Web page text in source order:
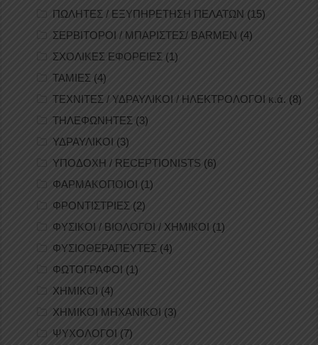
ΠΩΛΗΤΕΣ / ΕΞΥΠΗΡΕΤΗΣΗ ΠΕΛΑΤΩΝ (15)
ΣΕΡΒΙΤΟΡΟΙ / ΜΠΑΡΙΣΤΕΣ/ BARMEN (4)
ΣΧΟΛΙΚΕΣ ΕΦΟΡΕΙΕΣ (1)
ΤΑΜΙΕΣ (4)
ΤΕΧΝΙΤΕΣ / ΥΔΡΑΥΛΙΚΟΙ / ΗΛΕΚΤΡΟΛΟΓΟΙ κ.ά. (8)
ΤΗΛΕΦΩΝΗΤΕΣ (3)
ΥΔΡΑΥΛΙΚΟΙ (3)
ΥΠΟΔΟΧΗ / RECEPTIONISTS (6)
ΦΑΡΜΑΚΟΠΟΙΟΙ (1)
ΦΡΟΝΤΙΣΤΡΙΕΣ (2)
ΦΥΣΙΚΟΙ / ΒΙΟΛΟΓΟΙ / ΧΗΜΙΚΟΙ (1)
ΦΥΣΙΟΘΕΡΑΠΕΥΤΕΣ (4)
ΦΩΤΟΓΡΑΦΟΙ (1)
ΧΗΜΙΚΟΙ (4)
ΧΗΜΙΚΟΙ ΜΗΧΑΝΙΚΟΙ (3)
ΨΥΧΟΛΟΓΟΙ (7)